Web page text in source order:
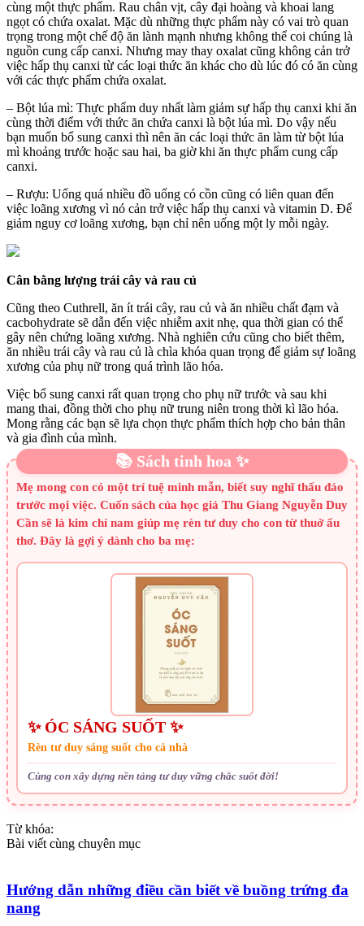
cùng một thực phẩm. Rau chân vịt, cây đại hoàng và khoai lang
ngọt có chứa oxalat. Mặc dù những thực phẩm này có vai trò quan
trọng trong một chế độ ăn lành mạnh nhưng không thể coi chúng là
nguồn cung cấp canxi. Nhưng may thay oxalat cũng không cản trở
việc hấp thụ canxi từ các loại thức ăn khác cho dù lúc đó có ăn cùng
với các thực phẩm chứa oxalat.
– Bột lúa mì: Thực phẩm duy nhất làm giảm sự hấp thụ canxi khi ăn
cùng thời điểm với thức ăn chứa canxi là bột lúa mì. Do vậy nếu
bạn muốn bổ sung canxi thì nên ăn các loại thức ăn làm từ bột lúa
mì khoảng trước hoặc sau hai, ba giờ khi ăn thực phẩm cung cấp
canxi.
– Rượu: Uống quá nhiều đồ uống có cồn cũng có liên quan đến
việc loãng xương vì nó cản trở việc hấp thụ canxi và vitamin D. Để
giảm nguy cơ loãng xương, bạn chỉ nên uống một ly mỗi ngày.
Cân bằng lượng trái cây và rau củ
Cũng theo Cuthrell, ăn ít trái cây, rau củ và ăn nhiều chất đạm và
cacbohydrate sẽ dẫn đến việc nhiễm axit nhẹ, qua thời gian có thể
gây nên chứng loãng xương. Nhà nghiên cứu cũng cho biết thêm,
ăn nhiều trái cây và rau củ là chìa khóa quan trọng để giảm sự loãng
xương của phụ nữ trong quá trình lão hóa.
Việc bổ sung canxi rất quan trọng cho phụ nữ trước và sau khi
mang thai, đồng thời cho phụ nữ trung niên trong thời kì lão hóa.
Mong rằng các bạn sẽ lựa chọn thực phẩm thích hợp cho bản thân
và gia đình của mình.
📚 Sách tinh hoa ✨
Mẹ mong con có một trí tuệ minh mẫn, biết suy nghĩ thấu đáo
trước mọi việc. Cuốn sách của học giả Thu Giang Nguyễn Duy
Cần sẽ là kim chỉ nam giúp mẹ rèn tư duy cho con từ thuở ấu
thơ. Đây là gợi ý dành cho ba mẹ:
✨ ÓC SÁNG SUỐT ✨
Rèn tư duy sáng suốt cho cả nhà
Cùng con xây dựng nền tảng tư duy vững chắc suốt đời!
Từ khóa:
Bài viết cùng chuyên mục
Hướng dẫn những điều cần biết về buồng trứng đa
nang